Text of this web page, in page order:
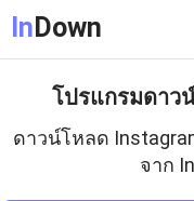
In Down
โปรแกรมดาว
ดาวน์โหลด
จาก